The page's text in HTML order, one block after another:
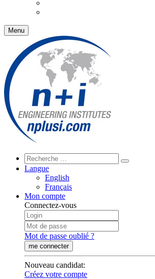
Menu
Langue
English
Français
Mon compte
Connectez-vous
Mot de passe oublié ?
me connecter
Nouveau candidat:
Créez votre compte